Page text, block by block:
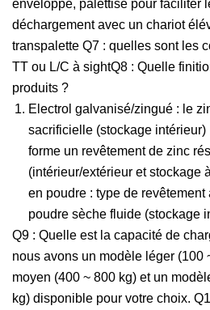
enveloppé, palettisé pour faciliter
déchargement avec un chariot
transpalette Q7 : quelles sont les
TT ou L/C à sightQ8 : Quelle
produits ?
Electrol galvanisé/zingué : le
sacrificielle (stockage intérieur)
forme un revêtement de zinc
(intérieur/extérieur et stockage
en poudre : type de
poudre sèche fluide (stockage
Q9 : Quelle est la capacité de
nous avons un modèle léger (100
moyen (400 ~ 800 kg) et un
kg) disponible pour votre choix.